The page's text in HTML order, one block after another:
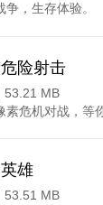
争，生存体验。
险射击
53.21 MB
素危机对战，等
英雄
53.51 MB